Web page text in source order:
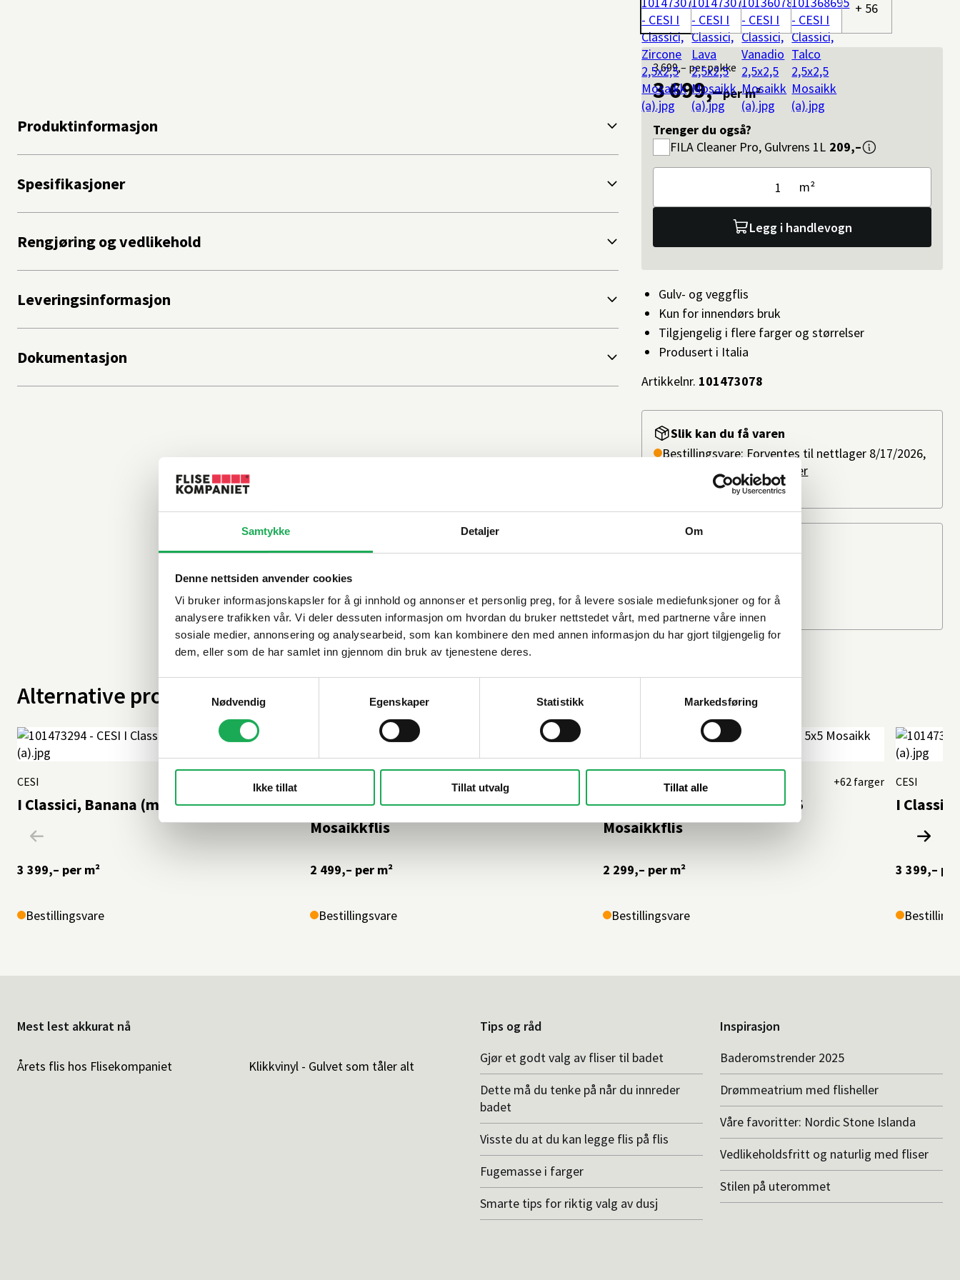
Samtykke Detaljer Om
Denne nettsiden anvender cookies
Vi bruker informasjonskapsler for å gi innhold og annonser et personlig preg, for å levere sosiale mediefunksjoner og for å
analysere trafikken vår. Vi deler dessuten informasjon om hvordan du bruker nettstedet vårt, med partnerne våre innen
sosiale medier, annonsering og analysearbeid, som kan kombinere den med annen informasjon du har gjort tilgjengelig for
dem, eller som de har samlet inn gjennom din bruk av tjenestene deres.
Nødvendig
Egenskaper Statistikk Markedsføring
Ikke tillat Tillat utvalg Tillat alle
+ 56
3 699,– per pakke
3 699,–per m²
Trenger du også?
FILA Cleaner Pro, Gulvrens 1L 209,–
m²
Legg i handlevogn
Slik kan du få varen
Bestillingsvare: Forventes til nettlager 8/17/2026,
ved bestilling i dag. Les mer
Ikke på lager i butikk
Gulv- og veggflis
Kun for innendørs bruk
Tilgjengelig i flere farger og størrelser
Produsert i Italia
Artikkelnr. 101473078
Produktinformasjon
Spesifikasjoner
Rengjøring og vedlikehold
Leveringsinformasjon
Dokumentasjon
Alternative produkter
I Classici, Banana (matt) 5x5 Mosaikkflis
CESI +62 farger
3 399,– per m²
Bestillingsvare
I Tecnici Full Body, Ruggine (matt) 5x5
Mosaikkflis
2 499,– per m²
Bestillingsvare
I Classici, Navona (blank) 5x5
Mosaikkflis
+62 farger
2 299,– per m²
Bestillingsvare
I
CESI
3 399,–
Mest lest akkurat nå
Årets flis hos Flisekompaniet Klikkvinyl - Gulvet som tåler alt
Tips og råd
Gjør et godt valg av fliser til badet
Dette må du tenke på når du innreder
badet
Visste du at du kan legge flis på flis
Fugemasse i farger
Smarte tips for riktig valg av dusj
Inspirasjon
Baderomstrender 2025
Drømmeatrium med flisheller
Våre favoritter: Nordic Stone Islanda
Vedlikeholdsfritt og naturlig med fliser
Stilen på uterommet